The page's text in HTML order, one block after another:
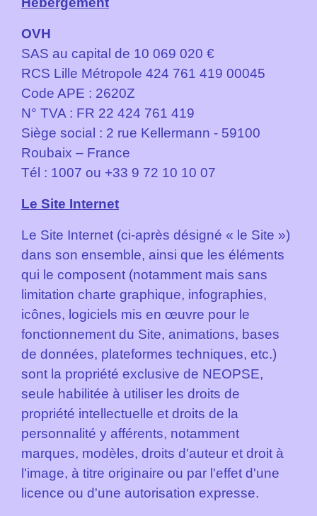
OVH
SAS au capital de 10 069 020 €
RCS Lille Métropole 424 761 419 00045
Code APE : 2620Z
N° TVA : FR 22 424 761 419
Siège social : 2 rue Kellermann - 59100
Roubaix – France
Tél : 1007 ou +33 9 72 10 10 07
Le Site Internet
Le Site Internet (ci-après désigné « le Site »)
dans son ensemble, ainsi que les éléments
qui le composent (notamment mais sans
limitation charte graphique, infographies,
icônes, logiciels mis en œuvre pour le
fonctionnement du Site, animations, bases
de données, plateformes techniques, etc.)
sont la propriété exclusive de NEOPSE,
seule habilitée à utiliser les droits de
propriété intellectuelle et droits de la
personnalité y afférents, notamment
marques, modèles, droits d'auteur et droit à
l'image, à titre originaire ou par l'effet d'une
licence ou d'une autorisation expresse.